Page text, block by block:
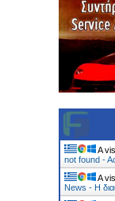
A
not found -
A
News - Η